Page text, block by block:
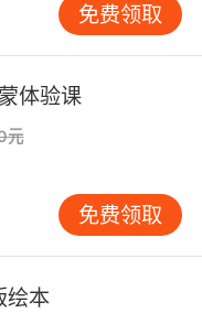
制，创造持续的
小伙伴连线功能，
流。当英国小朋
in the cotton
想象与听力捕捉
保证语言输入的
冲突场景，牛津大
，参与跨国交流的
提升显著。 三、
进化 AI技术为个
免费领取
体验课
元
免费领取
绘本